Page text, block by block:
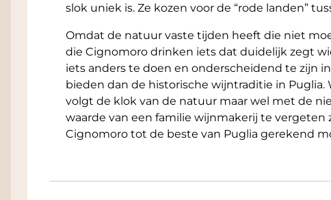
slok uniek is. Ze kozen voor de “rode landen”
Omdat de natuur vaste tijden heeft die niet
die Cignomoro drinken iets dat duidelijk zegt
iets anders te doen en onderscheidend te zijn
bieden dan de historische wijntraditie in
volgt de klok van de natuur maar wel met de
waarde van een familie wijnmakerij te vergeten
Cignomoro tot de beste van Puglia gerekend